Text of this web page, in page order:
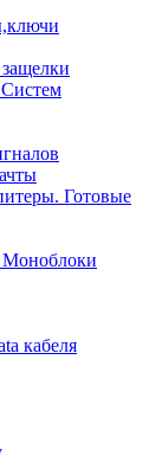
Готовые
кабеля